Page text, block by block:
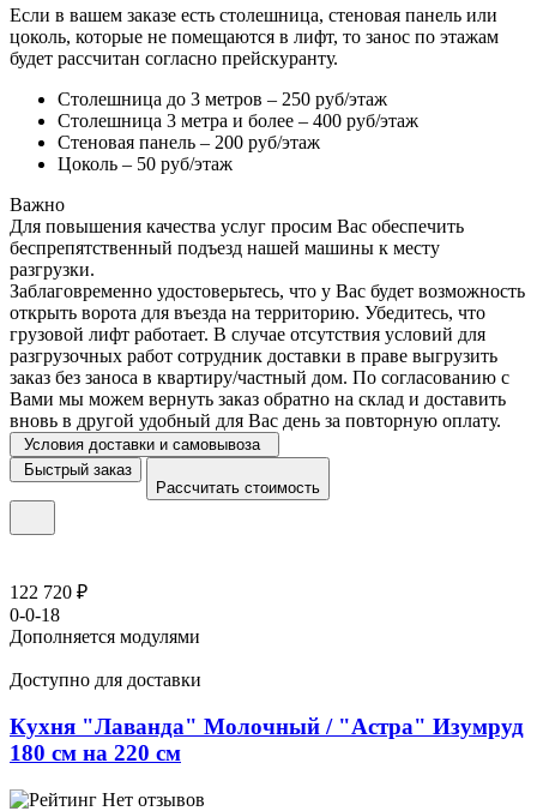
Если в вашем заказе есть столешница, стеновая панель или
цоколь, которые не помещаются в лифт, то занос по этажам
будет рассчитан согласно прейскуранту.
Столешница до 3 метров – 250 руб/этаж
Столешница 3 метра и более – 400 руб/этаж
Стеновая панель – 200 руб/этаж
Цоколь – 50 руб/этаж
Важно
Для повышения качества услуг просим Вас обеспечить
беспрепятственный подъезд нашей машины к месту
разгрузки.
Заблаговременно удостоверьтесь, что у Вас будет возможность
открыть ворота для въезда на территорию. Убедитесь, что
грузовой лифт работает. В случае отсутствия условий для
разгрузочных работ сотрудник доставки в праве выгрузить
заказ без заноса в квартиру/частный дом. По согласованию с
Вами мы можем вернуть заказ обратно на склад и доставить
вновь в другой удобный для Вас день за повторную оплату.
Условия доставки и самовывоза
Быстрый заказ
Рассчитать стоимость
122 720 ₽
0-0-18
Дополняется модулями
Доступно для доставки
Кухня "Лаванда" Молочный / "Астра" Изумруд
180 см на 220 см
Нет отзывов